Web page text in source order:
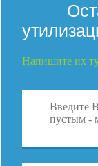
Напишите их